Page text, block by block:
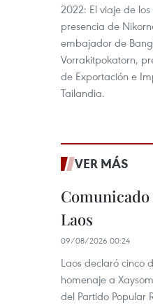
2022: El viaje de los
presencia de
embajador de
Vorrakitpokatorn,
de Exportación e
Tailandia.
VER MÁS
Laos
09/08/2026 00:24
Laos declaró cinco
homenaje a
del Partido Popular